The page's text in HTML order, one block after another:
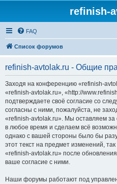
refinish-
FAQ
Список форумов
refinish-avtolak.ru - Общие
Заходя на конференцию «refinish-
«refinish-avtolak.ru», «http://
подтверждаете своё согласие со
согласны с ними, пожалуйста, не
«refinish-avtolak.ru». Мы оставляем за
в любое время и сделаем всё
однако с вашей стороны было бы
этот текст на предмет изменений,
«refinish-avtolak.ru» после
ваше согласие с ними.
Наши форумы работают под